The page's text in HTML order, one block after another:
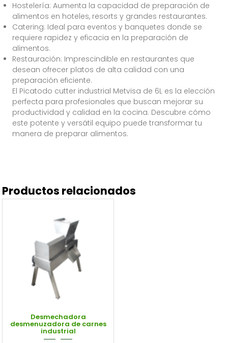
Hostelería: Aumenta la capacidad de preparación de
alimentos en hoteles, resorts y grandes restaurantes.
Catering: Ideal para eventos y banquetes donde se
requiere rapidez y eficacia en la preparación de
alimentos.
Restauración: Imprescindible en restaurantes que
desean ofrecer platos de alta calidad con una
preparación eficiente.
El Picatodo cutter industrial Metvisa de 6L es la elección
perfecta para profesionales que buscan mejorar su
productividad y calidad en la cocina. Descubre cómo
este potente y versátil equipo puede transformar tu
manera de preparar alimentos.
Productos relacionados
Desmechadora
desmenuzadora de carnes
industrial